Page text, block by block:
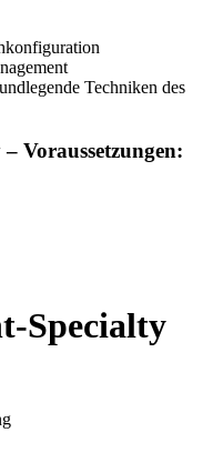
Techniken des
Voraussetzungen:
Specialty